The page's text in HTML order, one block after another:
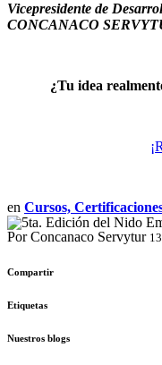
Vicepresidente de
CONCANACO
¿Tu idea
en Cursos,
Por Concanaco Servytur
Compartir
Etiquetas
Nuestros blogs